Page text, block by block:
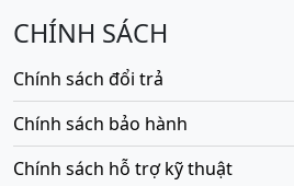
CHÍNH SÁCH
Chính sách đổi trả
Chính sách bảo hành
Chính sách hỗ trợ kỹ thuật